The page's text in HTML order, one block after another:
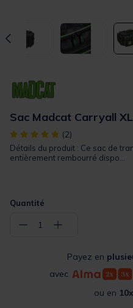
Sac Madcat Carryall
[object Object] out of 5
(2)
Détails du produit : Ce sac de
entièrement rembourré dispo...
Quantité
− 1 +
Payez en
avec
ou en